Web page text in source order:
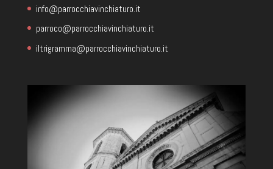
info@parrocchiavinchiaturo.it
parroco@parrocchiavinchiaturo.it
iltrigramma@parrocchiavinchiaturo.it